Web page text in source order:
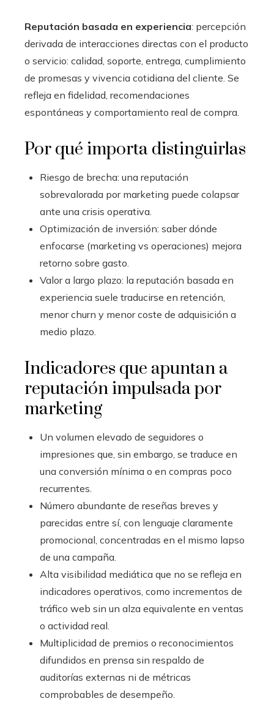
Reputación basada en experiencia: percepción
derivada de interacciones directas con el producto
o servicio: calidad, soporte, entrega, cumplimiento
de promesas y vivencia cotidiana del cliente. Se
refleja en fidelidad, recomendaciones
espontáneas y comportamiento real de compra.
Por qué importa distinguirlas
Riesgo de brecha: una reputación
sobrevalorada por marketing puede colapsar
ante una crisis operativa.
Optimización de inversión: saber dónde
enfocarse (marketing vs operaciones) mejora
retorno sobre gasto.
Valor a largo plazo: la reputación basada en
experiencia suele traducirse en retención,
menor churn y menor coste de adquisición a
medio plazo.
Indicadores que apuntan a
reputación impulsada por
marketing
Un volumen elevado de seguidores o
impresiones que, sin embargo, se traduce en
una conversión mínima o en compras poco
recurrentes.
Número abundante de reseñas breves y
parecidas entre sí, con lenguaje claramente
promocional, concentradas en el mismo lapso
de una campaña.
Alta visibilidad mediática que no se refleja en
indicadores operativos, como incrementos de
tráfico web sin un alza equivalente en ventas
o actividad real.
Multiplicidad de premios o reconocimientos
difundidos en prensa sin respaldo de
auditorías externas ni de métricas
comprobables de desempeño.